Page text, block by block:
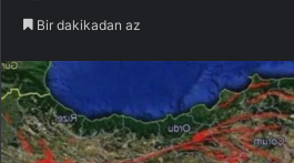
Bir dakikadan az